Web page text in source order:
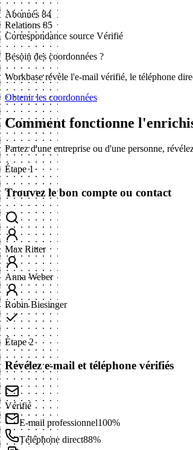
Abonnés 84
Relations 85
Correspondance source Vérifié
Besoin des coordonnées ?
Workbase révèle l'e-mail vérifié, le téléphone
Obtenir les coordonnées
Comment fonctionne
Partez d'une entreprise ou d'une personne,
Étape 1
Trouvez le bon compte ou contact
Max Ritter
Anna Weber
Robin Biesinger
Étape 2
Révélez e-mail et téléphone vérifiés
Vérifié
E-mail professionnel100%
Téléphone direct88%